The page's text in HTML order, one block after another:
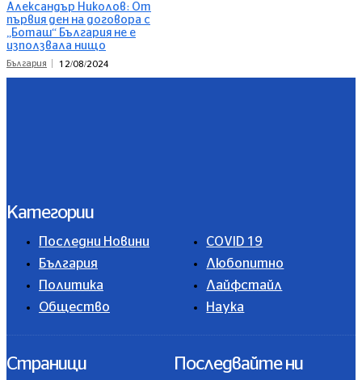
Александър Николов: От
първия ден на договора с
„Боташ“ България не е
използвала нищо
България 12/08/2024
Категории
Последни Новини
България
Политика
Общество
COVID 19
Любопитно
Лайфстайл
Наука
Страници Последвайте ни